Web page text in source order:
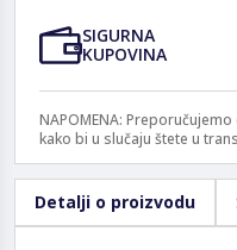
SIGURNA
KUPOVINA
NAPOMENA:
kako bi u slučaju štete u
Detalji o proizvodu